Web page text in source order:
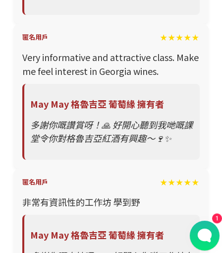
1
匿名用戶 ★★★★★
Very informative and attractive class. Make
me feel interest in Georgia wines.
May May 格魯吉亞 葡萄緣 擁有者
多謝你嘅讚賞呀！🙏 好開心聽到我哋嘅課
堂令你對格魯吉亞紅酒有興趣～🍷✨
匿名用戶 ★★★★★
非常有資訊性的工作坊 學到野
May May 格魯吉亞 葡萄緣 擁有者